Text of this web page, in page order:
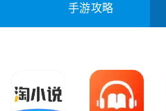
综合其它
手游攻略